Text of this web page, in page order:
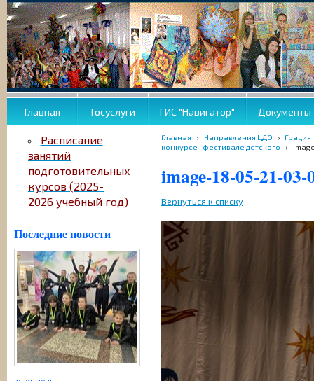
Главная Госуслуги ГИС "Навигатор" Документы
Расписание
занятий
подготовительных
курсов (2025-
2026 учебный год)
Последние новости
Главная › Направления ЦДО ›
Грация
конкурсе- фестивале детского
›
image-18-05-21-03-
Вернуться к списку